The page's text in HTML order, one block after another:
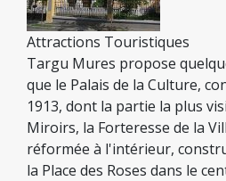
Attractions Touristiques
Targu Mures propose
que le Palais de la Culture,
1913, dont la partie la plus
Miroirs, la Forteresse de la
réformée à l'intérieur,
la Place des Roses dans le